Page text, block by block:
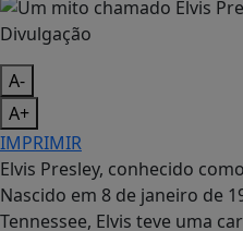
Divulgação
A-
A+
IMPRIMIR
Elvis Presley, conhecido
Nascido em 8 de janeiro de
Tennessee, Elvis teve uma